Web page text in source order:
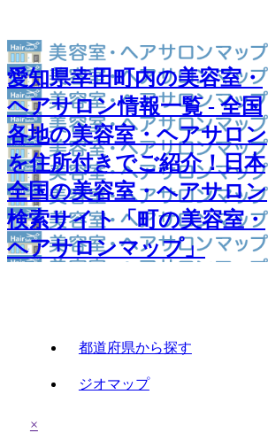
愛知県幸田町内の美容室・
ヘアサロン情報一覧 - 全国
各地の美容室・ヘアサロン
を住所付きでご紹介！日本
全国の美容室・ヘアサロン
検索サイト「町の美容室・
ヘアサロンマップ」
都道府県から探す
ジオマップ
×